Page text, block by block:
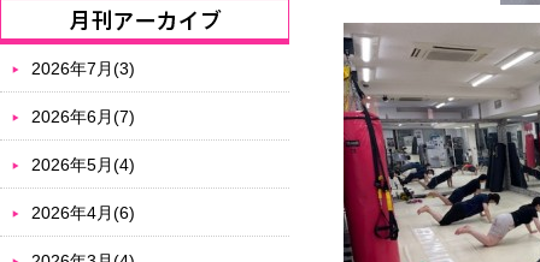
2026年7月(3)
2026年6月(7)
2026年5月(4)
2026年4月(6)